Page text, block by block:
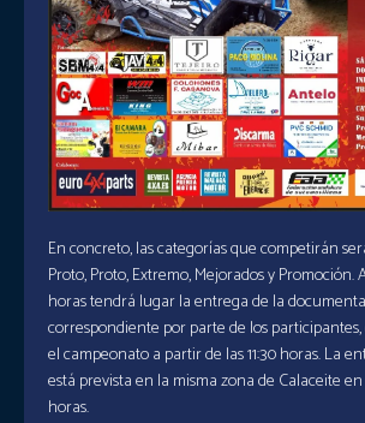
En concreto, las categorías que competirán
Proto, Proto, Extremo, Mejorados y Promoción.
horas tendrá lugar la entrega de la
correspondiente por parte de los
el campeonato a partir de las 11:30 horas. La
está prevista en la misma zona de Calaceite
horas.